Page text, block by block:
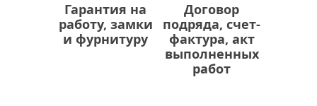
Гарантия на
работу, замки
и фурнитуру
Договор
подряда, счет-
фактура, акт
выполненных
работ